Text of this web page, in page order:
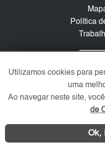
Política
Utilizamos cookies para
uma
Ao navegar neste site,
de
Ok,